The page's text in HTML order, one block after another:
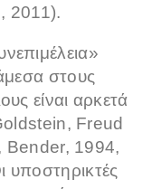
2011).
στους
είναι αρκετά
Freud
Bender, 1994,